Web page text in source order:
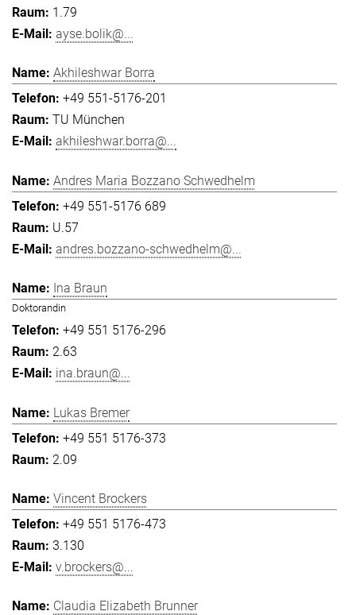
1.79
ayse.bolik@...
Akhileshwar Borra
+49 551-5176-201
TU München
akhileshwar.borra@...
Andres Maria Bozzano Schwedhelm
+49 551-5176 689
U.57
andres.bozzano-schwedhelm@...
Ina Braun
Doktorandin
+49 551 5176-296
2.63
ina.braun@...
Lukas Bremer
+49 551 5176-373
2.09
Vincent Brockers
+49 551 5176-473
3.130
v.brockers@...
Claudia Elizabeth Brunner